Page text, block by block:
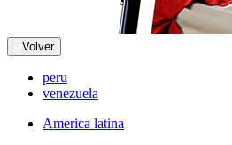
Volver
peru
venezuela
America latina